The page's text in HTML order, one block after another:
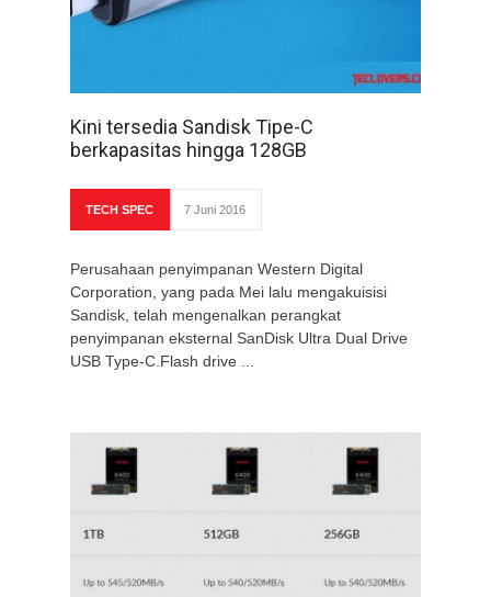
Kini tersedia Sandisk Tipe-C
berkapasitas hingga 128GB
TECH SPEC 7 Juni 2016
Perusahaan penyimpanan Western Digital
Corporation, yang pada Mei lalu mengakuisisi
Sandisk, telah mengenalkan perangkat
penyimpanan eksternal SanDisk Ultra Dual Drive
USB Type-C.Flash drive ...